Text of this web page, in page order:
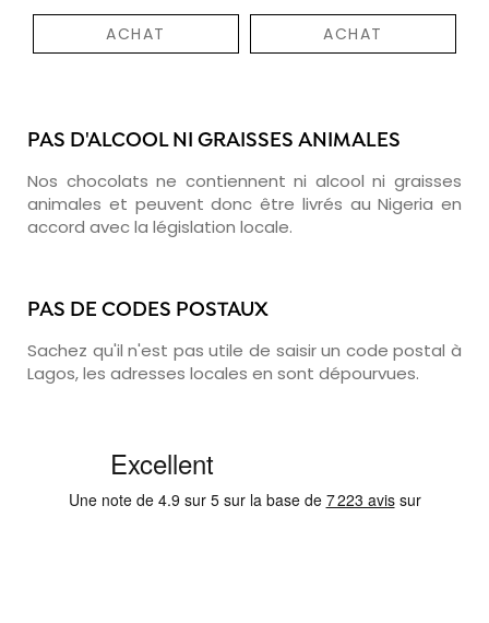
ACHAT ACHAT
PAS D'ALCOOL NI GRAISSES ANIMALES
Nos chocolats ne contiennent ni alcool ni graisses
animales et peuvent donc être livrés au Nigeria en
accord avec la législation locale.
PAS DE CODES POSTAUX
Sachez qu'il n'est pas utile de saisir un code postal à
Lagos, les adresses locales en sont dépourvues.